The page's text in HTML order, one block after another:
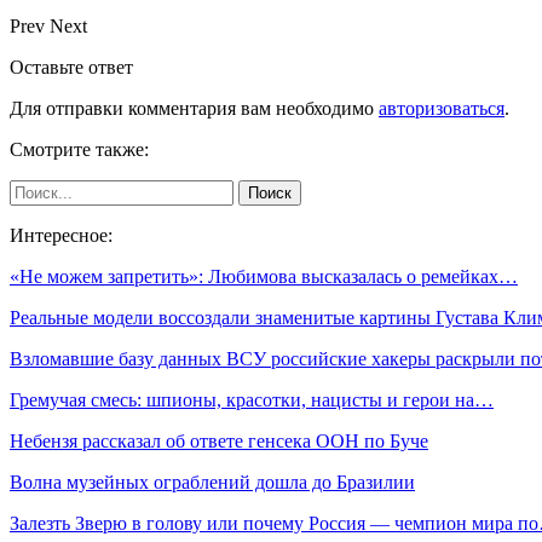
Prev Next
Оставьте ответ
Для отправки комментария вам необходимо авторизоваться.
Смотрите также:
Интересное:
«Не можем запретить»: Любимова высказалась о ремейках…
Реальные модели воссоздали знаменитые картины Густава
Взломавшие базу данных ВСУ российские хакеры раскрыли
Гремучая смесь: шпионы, красотки, нацисты и герои на…
Небензя рассказал об ответе генсека ООН по Буче
Волна музейных ограблений дошла до Бразилии
Залезть Зверю в голову или почему Россия — чемпион мира